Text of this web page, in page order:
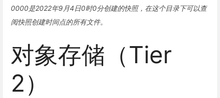
0000是2022年9月4日0时0分创建的快照，在这个目录下可以查
阅快照创建时间点的所有文件。
对象存储（Tier
2）